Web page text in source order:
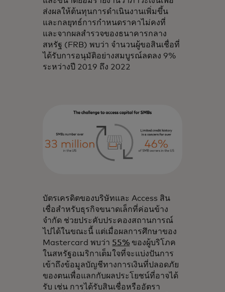
ส่งผลให้ต้นทุนการดำเนินงานเพิ่มขึ้น
และกลยุทธ์การกำหนดราคาไม่คงที่
และจากผลสำรวจของธนาคารกลาง
สหรัฐ (FRB) พบว่า จำนวนผู้ขอสินเชื่อที่
ได้รับการอนุมัติอย่างสมบูรณ์ลดลง 9%
ระหว่างปี 2019 ถึง 2022
บัตรเครดิตของบริษัทและ Access สิน
เชื่อสำหรับธุรกิจขนาดเล็กที่ค่อนข้าง
จำกัด ช่วยประคับประคองสถานการณ์
ไปได้ในขณะนี้ แต่เมื่อผลการศึกษาของ
Mastercard พบว่า 55% ของผู้บริโภค
ในสหรัฐอเมริกาเต็มใจที่จะแบ่งปันการ
เข้าถึงข้อมูลบัญชีทางการเงินที่ปลอดภัย
ของตนเพื่อแลกกับผลประโยชน์ที่อาจได้
รับ เช่น การได้รับสินเชื่อหรืออัตรา